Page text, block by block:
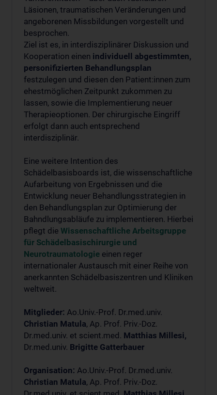
Läsionen, traumatischen Veränderungen und
angeborenen Missbildungen vorgestellt und
besprochen.
Ziel ist es, in interdisziplinärer Diskussion und
Kooperation einen individuell abgestimmten,
personifizierten Behandlungsplan
festzulegen und diesen den Patient:innen zum
ehestmöglichen Zeitpunkt zukommen zu
lassen, sowie die Implementierung neuer
Therapieoptionen. Der chirurgische Eingriff
erfolgt dann auch entsprechend
interdisziplinär.
Eine weitere Intention des
Schädelbasisboards ist, die wissenschaftliche
Aufarbeitung von Ergebnissen und die
Entwicklung neuer Behandlungsstrategien in
den Behandlungsplan zur Optimierung der
Bahndlungsabläufe zu implementieren. Hierbei
pflegt die Wissenschaftliche Arbeitsgruppe
für Schädelbasischirurgie und
Neurotraumatologie einen reger
internationaler Austausch mit einer Reihe von
anerkannten Schädelbasiszentren und Kliniken
weltweit.
Mitglieder: Ao.Univ.-Prof. Dr.med.univ.
Christian Matula, Ap. Prof. Priv.-Doz.
Dr.med.univ. et scient.med. Matthias Millesi,
Dr.med.univ. Brigitte Gatterbauer
Organisation: Ao.Univ.-Prof. Dr.med.univ.
Christian Matula, Ap. Prof. Priv.-Doz.